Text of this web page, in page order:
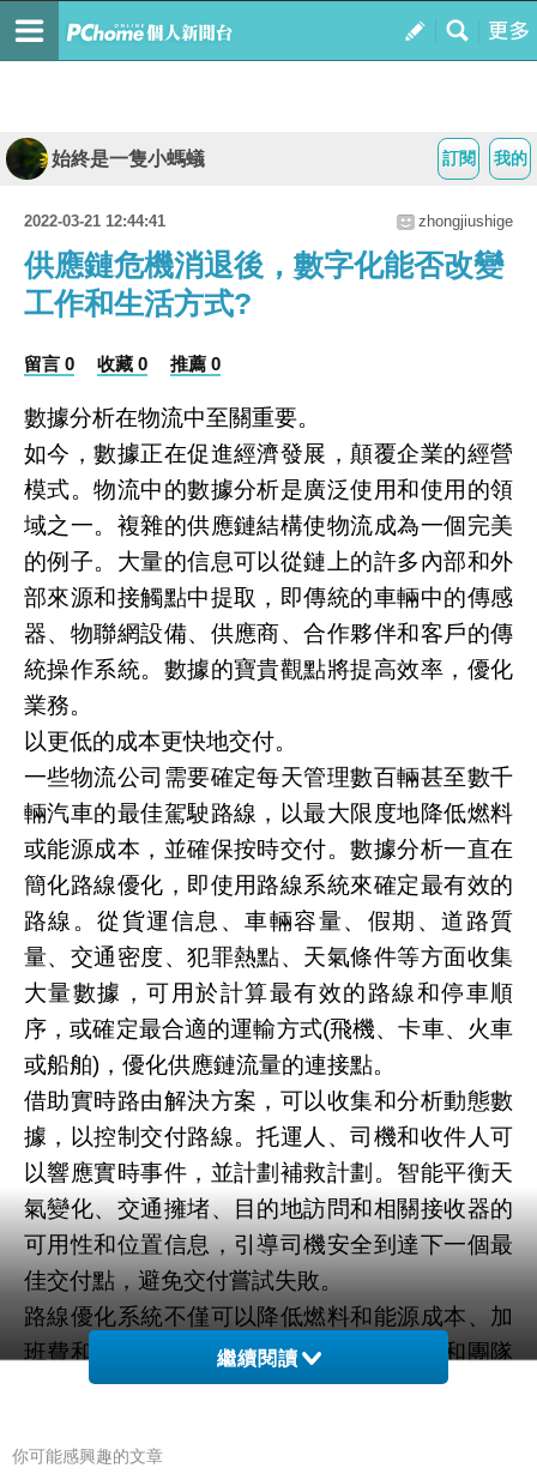
我的
訂閱
始終是一隻小螞蟻
2022-03-21 12:44:41 zhongjiushige
供應鏈危機消退後，數字化能否改變
工作和生活方式?
留言 0 收藏 0 推薦 0
數據分析在物流中至關重要。
如今，數據正在促進經濟發展，顛覆企業的經營
模式。物流中的數據分析是廣泛使用和使用的領
域之一。複雜的供應鏈結構使物流成為一個完美
的例子。大量的信息可以從鏈上的許多內部和外
部來源和接觸點中提取，即傳統的車輛中的傳感
器、物聯網設備、供應商、合作夥伴和客戶的傳
統操作系統。數據的寶貴觀點將提高效率，優化
業務。
以更低的成本更快地交付。
一些物流公司需要確定每天管理數百輛甚至數千
輛汽車的最佳駕駛路線，以最大限度地降低燃料
或能源成本，並確保按時交付。數據分析一直在
簡化路線優化，即使用路線系統來確定最有效的
路線。從貨運信息、車輛容量、假期、道路質
量、交通密度、犯罪熱點、天氣條件等方面收集
大量數據，可用於計算最有效的路線和停車順
序，或確定最合適的運輸方式(飛機、卡車、火車
或船舶)，優化供應鏈流量的連接點。
借助實時路由解決方案，可以收集和分析動態數
據，以控制交付路線。托運人、司機和收件人可
以響應實時事件，並計劃補救計劃。智能平衡天
氣變化、交通擁堵、目的地訪問和相關接收器的
可用性和位置信息，引導司機安全到達下一個最
佳交付點，避免交付嘗試失敗。
路線優化系統不僅可以降低燃料和能源成本、加
班費和計劃時間，還可以提高准時到達率和團隊
利用率。該系統可以提高客戶滿意度。
規劃的預測和分析系統。分析供應鏈中的大數
繼續閱讀
你可能感興趣的文章